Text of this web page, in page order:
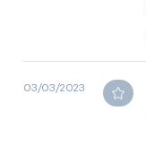
03/03/2023